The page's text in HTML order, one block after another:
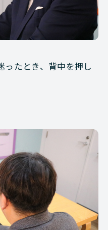
ったとき、背中を押し